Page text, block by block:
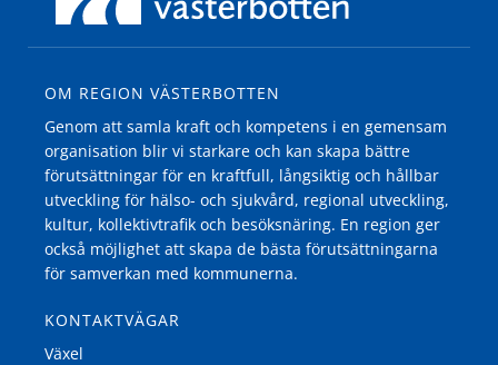
OM REGION VÄSTERBOTTEN
Genom att samla kraft och kompetens i en gemensam
organisation blir vi starkare och kan skapa bättre
förutsättningar för en kraftfull, långsiktig och hållbar
utveckling för hälso- och sjukvård, regional utveckling,
kultur, kollektivtrafik och besöksnäring. En region ger
också möjlighet att skapa de bästa förutsättningarna
för samverkan med kommunerna.
KONTAKTVÄGAR
Växel